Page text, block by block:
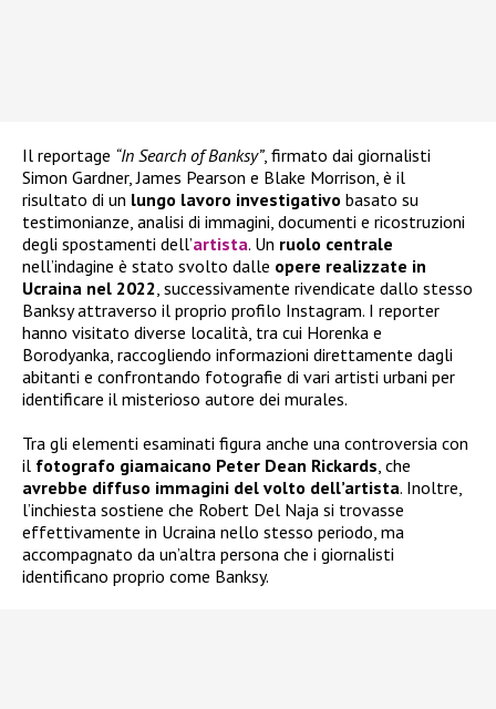
Il reportage “In Search of Banksy”, firmato dai giornalisti
Simon Gardner, James Pearson e Blake Morrison, è il
risultato di un lungo lavoro investigativo basato su
testimonianze, analisi di immagini, documenti e ricostruzioni
degli spostamenti dell’artista. Un ruolo centrale
nell’indagine è stato svolto dalle opere realizzate in
Ucraina nel 2022 , successivamente rivendicate dallo stesso
Banksy attraverso il proprio profilo Instagram. I reporter
hanno visitato diverse località, tra cui Horenka e
Borodyanka, raccogliendo informazioni direttamente dagli
abitanti e confrontando fotografie di vari artisti urbani per
identificare il misterioso autore dei murales.
Tra gli elementi esaminati figura anche una controversia con
il fotografo giamaicano Peter Dean Rickards , che
avrebbe diffuso immagini del volto dell’artista. Inoltre,
l’inchiesta sostiene che Robert Del Naja si trovasse
effettivamente in Ucraina nello stesso periodo, ma
accompagnato da un’altra persona che i giornalisti
identificano proprio come Banksy.